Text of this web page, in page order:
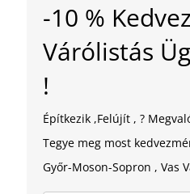
-10 %
Várólistás
!
Építkezik ,Felújít , ?
Tegye meg most
Győr-Moson-Sopron , Vas